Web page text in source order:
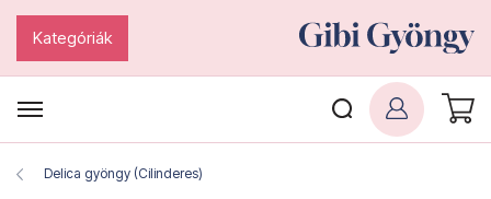
Kategóriák
Delica gyöngy (Cilinderes)